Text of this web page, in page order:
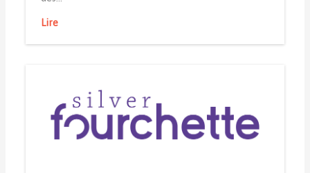
Lire